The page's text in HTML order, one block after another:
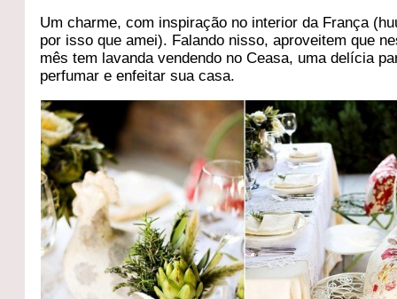
Um charme, com inspiração no interior da França
por isso que amei). Falando nisso, aproveitem que
mês tem lavanda vendendo no Ceasa, uma delícia
perfumar e enfeitar sua casa.